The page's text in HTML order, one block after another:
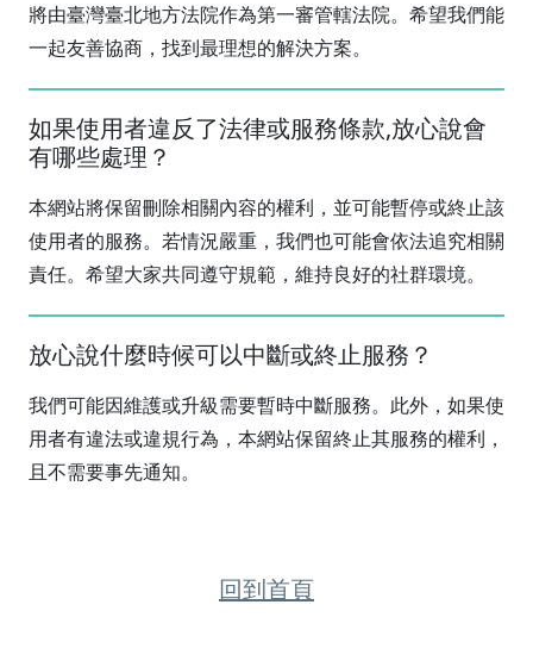
將由臺灣臺北地方法院作為第一審管轄法院。希望我們能
一起友善協商，找到最理想的解決方案。
如果使用者違反了法律或服務條款,放心說會
有哪些處理？
本網站將保留刪除相關內容的權利，並可能暫停或終止該
使用者的服務。若情況嚴重，我們也可能會依法追究相關
責任。希望大家共同遵守規範，維持良好的社群環境。
放心說什麼時候可以中斷或終止服務？
我們可能因維護或升級需要暫時中斷服務。此外，如果使
用者有違法或違規行為，本網站保留終止其服務的權利，
且不需要事先通知。
回到首頁